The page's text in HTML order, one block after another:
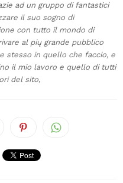
ad un gruppo di fantastici
il suo sogno di
con tutto il mondo di
al pių grande pubblico
stesso in quello che faccio, e
il mio lavoro e quello di tutti
del sito,